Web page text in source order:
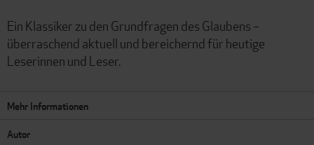
Ein Klassiker zu den Grundfragen des Glaubens –
überraschend aktuell und bereichernd für heutige
Leserinnen und Leser.
Mehr Informationen
Autor